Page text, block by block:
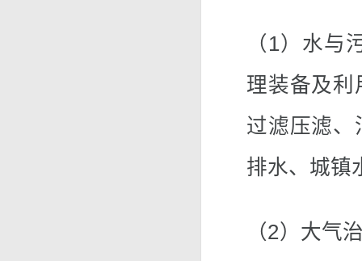
（1）水与
理装备及利
过滤压滤、
排水、城镇
（2）大气